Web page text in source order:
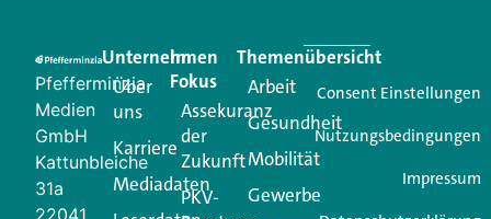
Creator für Ihre Kundenkommunikation. Alles, was
Ihren Vertriebsalltag leichter macht. Mit nur einem
Login.
Jetzt anmelden
Pfefferminzia
Medien
GmbH
Kattunbleiche
31a
Unternehmen
Über
uns
Karriere
Mediadaten
Im
Fokus
Assekuranz
der
Zukunft
PKV-
Themenübersicht
Arbeit
Gesundheit
Mobilität
Gewerbe
Consent Einstellungen
Nutzungsbedingungen
Impressum